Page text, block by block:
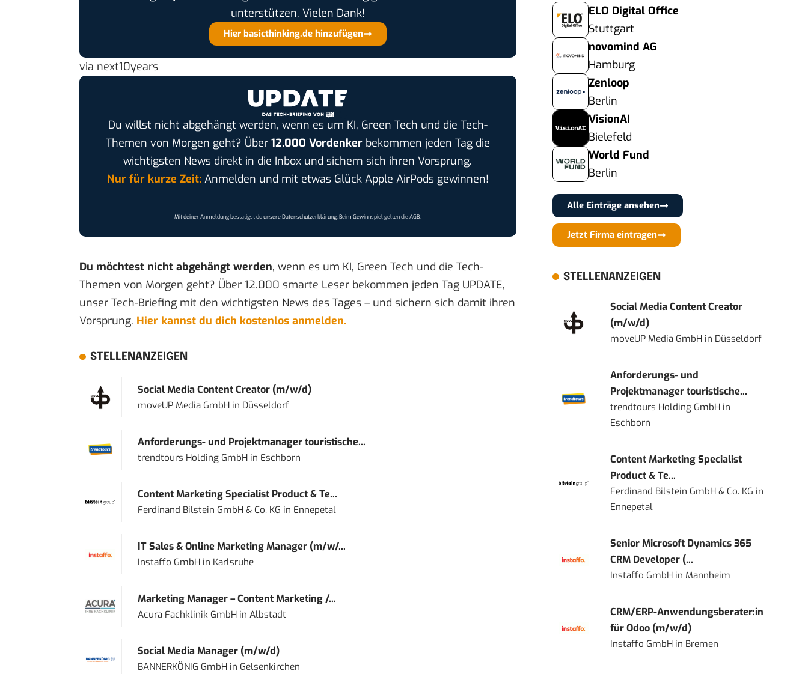
unterstützen. Vielen Dank!
Hier basicthinking.de hinzufügen
via next10years
Du willst nicht abgehängt werden, wenn es um KI, Green Tech und die Tech-
Themen von Morgen geht? Über 12.000 Vordenkerbekommen jeden Tag die
wichtigsten News direkt in die Inbox und sichern sich ihren Vorsprung.
Nur für kurze Zeit:Anmelden und mit etwas Glück Apple AirPods gewinnen!
Mit deiner Anmeldung bestätigst du unsereDatenschutzerklärung. Beim Gewinnspiel gelten dieAGB.
Du möchtest nicht abgehängt werden, wenn es um KI, Green Tech und die Tech-
Themen von Morgen geht? Über 12.000 smarte Leser bekommen jeden Tag UPDATE,
unser Tech-Briefing mit den wichtigsten News des Tages – und sichern sich damit ihren
Vorsprung. Hier kannst du dich kostenlos anmelden.
STELLENANZEIGEN
Social Media Content Creator (m/w/d)
moveUP Media GmbHin Düsseldorf
Anforderungs- und Projektmanager touristische...
trendtours Holding GmbHin Eschborn
Content Marketing Specialist Product & Te...
Ferdinand Bilstein GmbH & Co. KG in Ennepetal
IT Sales & Online Marketing Manager (m/w/...
Instaffo GmbHin Karlsruhe
Marketing Manager – Content Marketing /...
Acura Fachklinik GmbHin Albstadt
Social Media Manager (m/w/d)
BANNERKÖNIG GmbHin Gelsenkirchen
ELO Digital Office
Stuttgart
novomind AG
Hamburg
Zenloop
Berlin
VisionAI
Bielefeld
World Fund
Berlin
Alle Einträge ansehen
Jetzt Firma eintragen
STELLENANZEIGEN
Social Media Content Creator
(m/w/d)
moveUP Media GmbH in Düsseldorf
Anforderungs- und
Projektmanager touristische...
trendtours Holding GmbH in
Eschborn
Content Marketing Specialist
Product & Te...
Ferdinand Bilstein GmbH & Co. KG in
Ennepetal
Senior Microsoft Dynamics 365
CRM Developer (...
Instaffo GmbH in Mannheim
CRM/ERP-Anwendungsberater:in
für Odoo (m/w/d)
Instaffo GmbH in Bremen